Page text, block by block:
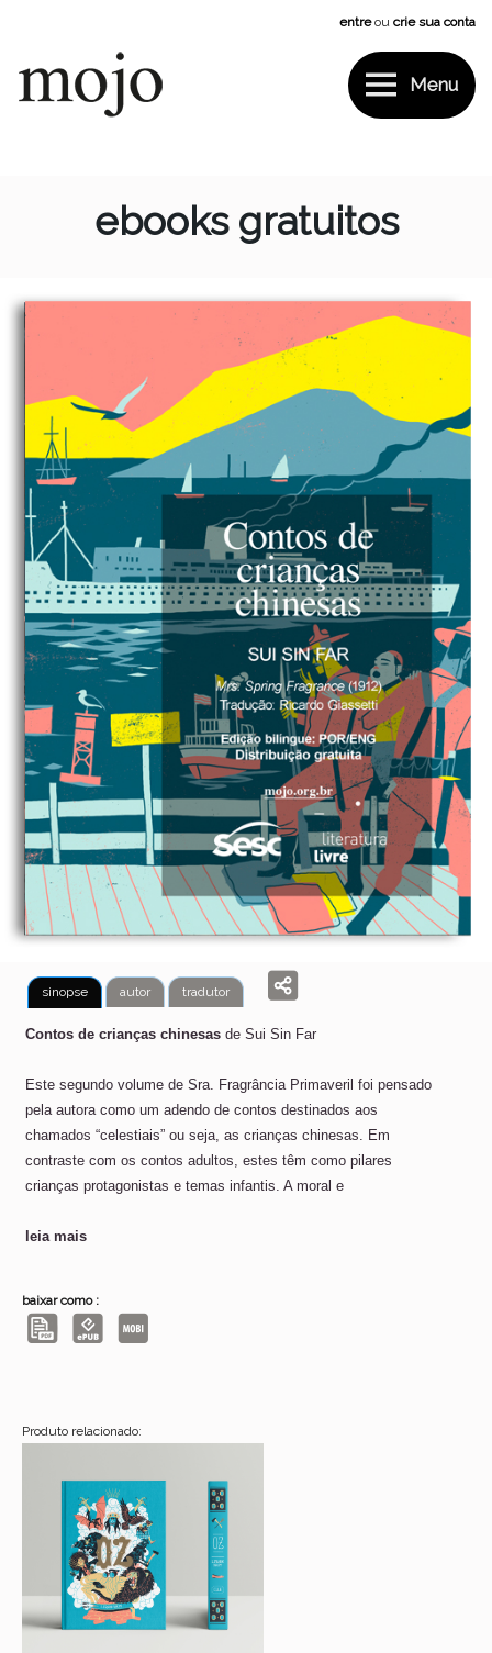
conteúdo
entreou crie sua conta
Menu
ebooks gratuitos
sinopse autor tradutor
Contos de crianças chinesasde Sui Sin Far
Este segundo volume de Sra. Fragrância Primaveril foi pensado
pela autora como um adendo de contos destinados aos
chamados “celestiais” ou seja, as crianças chinesas. Em
contraste com os contos adultos, estes têm como pilares
crianças protagonistas e temas infantis. A moral e
leia mais
baixar como :
Produto relacionado: